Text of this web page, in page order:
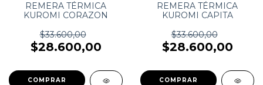
REMERA TÉRMICA
KUROMI CORAZON
$33.600,00
$28.600,00
COMPRAR
REMERA TÉRMICA
KUROMI CAPITA
$33.600,00
$28.600,00
COMPRAR